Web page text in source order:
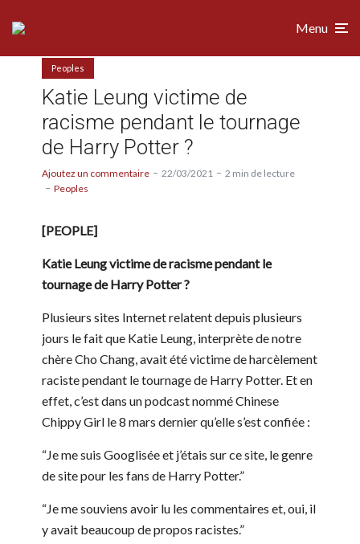
Menu
Peoples
Katie Leung victime de
racisme pendant le tournage
de Harry Potter ?
Ajoutez un commentaire 22/03/2021
2 min de lecture
Peoples
[PEOPLE]
Katie Leung victime de racisme pendant le
tournage de Harry Potter ?
Plusieurs sites Internet relatent depuis plusieurs
jours le fait que Katie Leung, interprète de notre
chère Cho Chang, avait été victime de harcèlement
raciste pendant le tournage de Harry Potter. Et en
effet, c’est dans un podcast nommé Chinese
Chippy Girl le 8 mars dernier qu’elle s’est confiée :
“Je me suis Googlisée et j’étais sur ce site, le genre
de site pour les fans de Harry Potter.”
“Je me souviens avoir lu les commentaires et, oui, il
y avait beaucoup de propos racistes.”